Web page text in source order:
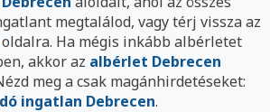
megtalálod, vagy térj vissza az
oldalra. Ha mégis inkább albérletet
akkor az albérlet Debrecen
meg a csak magánhirdetéseket:
ingatlan Debrecen.